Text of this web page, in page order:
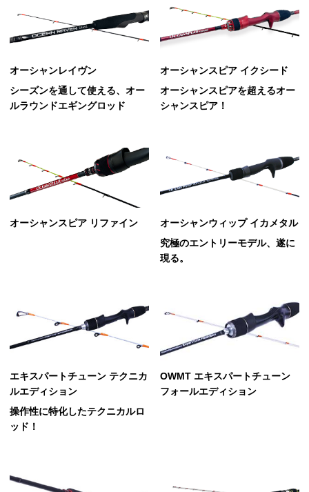
オーシャンレイヴン
シーズンを通して使える、オー
ルラウンドエギングロッド
オーシャンスピア イクシード
オーシャンスピアを超えるオー
シャンスピア！
オーシャンスピア リファイン
オーシャンウィップ イカメタル
究極のエントリーモデル、遂に
現る。
エキスパートチューン テクニカ
ルエディション
操作性に特化したテクニカルロ
ッド！
OWMT エキスパートチューン
フォールエディション